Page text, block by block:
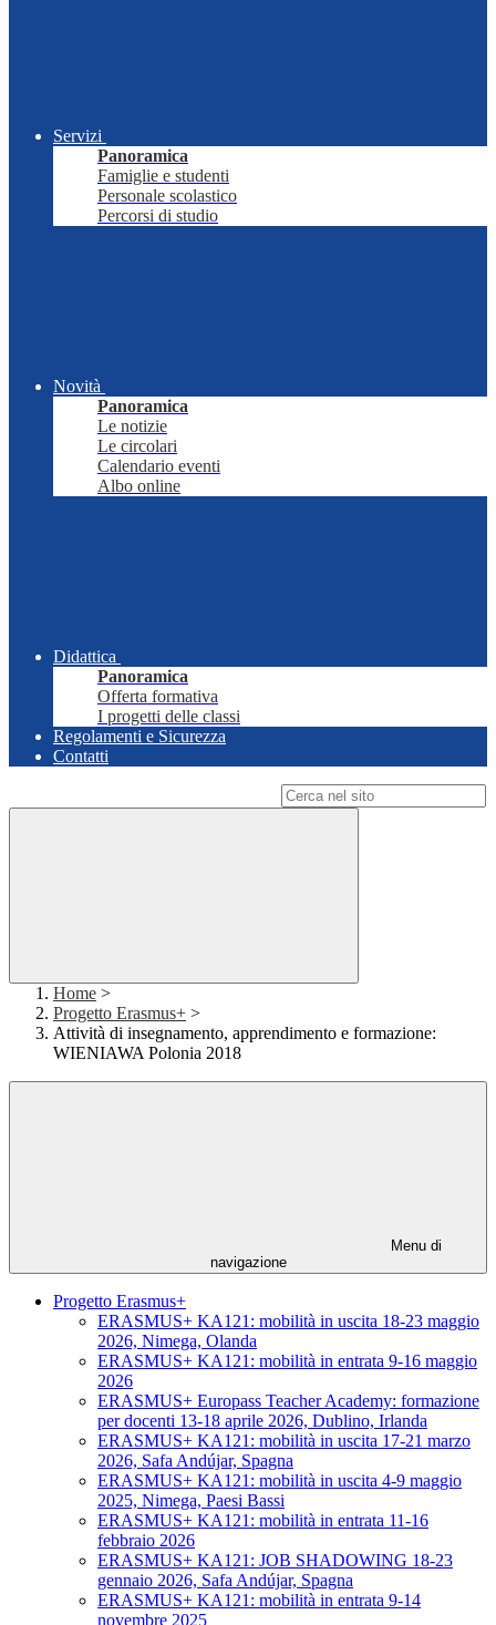
Servizi
Panoramica
Famiglie e studenti
Personale scolastico
Percorsi di studio
Novità
Panoramica
Le notizie
Le circolari
Calendario eventi
Albo online
Didattica
Panoramica
Offerta formativa
I progetti delle classi
Regolamenti e Sicurezza
Contatti
Home >
Progetto Erasmus+ >
Attività di insegnamento, apprendimento e formazione:
WIENIAWA Polonia 2018
Menu di
navigazione
Progetto Erasmus+
ERASMUS+ KA121: mobilità in uscita 18-23 maggio
2026, Nimega, Olanda
ERASMUS+ KA121: mobilità in entrata 9-16 maggio
2026
ERASMUS+ Europass Teacher Academy: formazione
per docenti 13-18 aprile 2026, Dublino, Irlanda
ERASMUS+ KA121: mobilità in uscita 17-21 marzo
2026, Safa Andújar, Spagna
ERASMUS+ KA121: mobilità in uscita 4-9 maggio
2025, Nimega, Paesi Bassi
ERASMUS+ KA121: mobilità in entrata 11-16
febbraio 2026
ERASMUS+ KA121: JOB SHADOWING 18-23
gennaio 2026, Safa Andújar, Spagna
ERASMUS+ KA121: mobilità in entrata 9-14
novembre 2025